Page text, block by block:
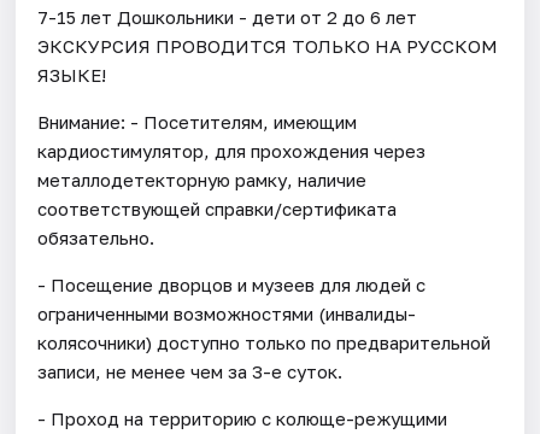
7-15 лет Дошкольники - дети от 2 до 6 лет
ЭКСКУРСИЯ ПРОВОДИТСЯ ТОЛЬКО НА РУССКОМ
ЯЗЫКЕ!
Внимание: - Посетителям, имеющим
кардиостимулятор, для прохождения через
металлодетекторную рамку, наличие
соответствующей справки/сертификата
обязательно.
- Посещение дворцов и музеев для людей с
ограниченными возможностями (инвалиды-
колясочники) доступно только по предварительной
записи, не менее чем за 3-е суток.
- Проход на территорию с колюще-режущими